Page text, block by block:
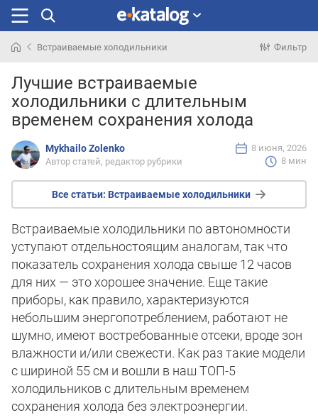
раньше
Встраиваемые холодильники Фильтр
Лучшие встраиваемые
холодильники с длительным
временем сохранения холода
Mykhailo Zolenko
Автор статей, редактор рубрики 8 мин
8 июня, 2026
Все статьи: Встраиваемые холодильники
Встраиваемые холодильники по автономности
уступают отдельностоящим аналогам, так что
показатель сохранения холода свыше 12 часов
для них — это хорошее значение. Еще такие
приборы, как правило, характеризуются
небольшим энергопотреблением, работают не
шумно, имеют востребованные отсеки, вроде зон
влажности и/или свежести. Как раз такие модели
с шириной 55 см и вошли в наш ТОП-5
холодильников с длительным временем
сохранения холода без электроэнергии.